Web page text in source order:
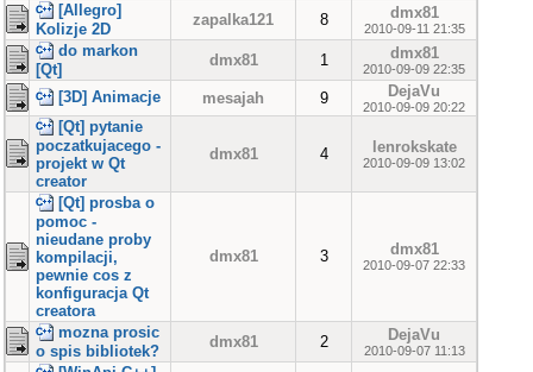
[Allegro]
Kolizje 2D
zapalka121 8 dmx81
2010-09-11 21:35
do markon
[Qt]
dmx81 1 dmx81
2010-09-09 22:35
[3D] Animacje mesajah 9 DejaVu
2010-09-09 20:22
[Qt] pytanie
poczatkujacego -
projekt w Qt
creator
dmx81 4 lenrokskate
2010-09-09 13:02
[Qt] prosba o
pomoc -
nieudane proby
kompilacji,
pewnie cos z
konfiguracja Qt
creatora
dmx81 3 dmx81
2010-09-07 22:33
mozna prosic
o spis bibliotek?
dmx81 2 DejaVu
2010-09-07 11:13